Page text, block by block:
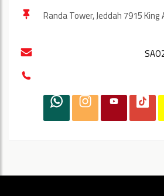
Randa Tower, Jeddah 7915